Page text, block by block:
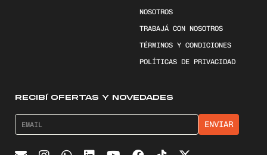
NOSOTROS
TRABAJÁ CON NOSOTROS
TÉRMINOS Y CONDICIONES
POLÍTICAS DE PRIVACIDAD
RECIBÍ OFERTAS Y NOVEDADES